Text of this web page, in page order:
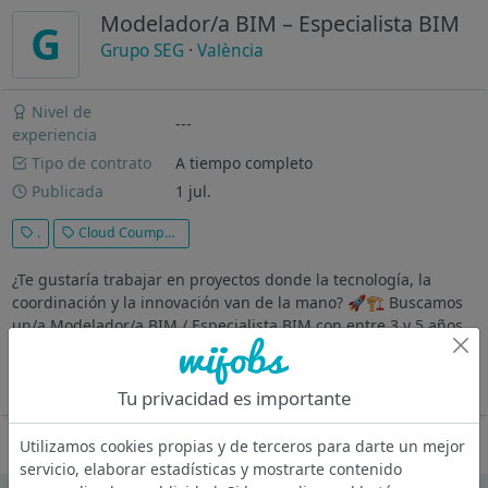
G Modelador/a BIM – Especialista BIM
Grupo SEG ·València
Nivel de
experiencia
---
Tipo de contrato
A tiempo completo
Publicada
1 jul.
. Cloud Coumputing
¿Te gustaría trabajar en proyectos donde la tecnología, la
coordinación y la innovación van de la mano? 🚀🏗️ Buscamos
un/a Modelador/a BIM / Especialista BIM con entre 3 y 5 años
de experiencia para incorporarse a nuestro equipo técnico y
Oferta desactivada
Tu privacidad es importante
Utilizamos cookies propias y de terceros para darte un mejor
servicio, elaborar estadísticas y mostrarte contenido